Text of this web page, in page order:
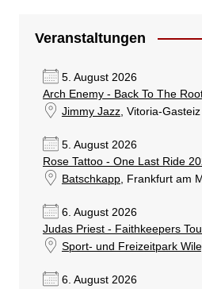
Veranstaltungen
5. August 2026
Arch Enemy - Back To The
Jimmy Jazz, Vitoria-Gasteiz
5. August 2026
Rose Tattoo - One Last Ride
Batschkapp, Frankfurt am
6. August 2026
Judas Priest - Faithkeepers
Sport- und Freizeitpark
6. August 2026